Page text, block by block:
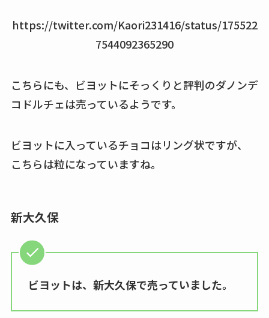
https://twitter.com/Kaori231416/status/175522
7544092365290
こちらにも、ビヨットにそっくりと評判のダノンデ
コドルチェは売っているようです。
ビヨットに入っているチョコはリング状ですが、
こちらは粒になっていますね。
新大久保
ビヨットは、新大久保で売っていました。